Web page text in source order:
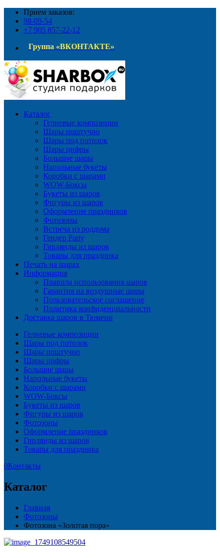
Прием заказов:
98-09-54
+7 905 857-22-12
Группа «ВКОНТАКТЕ»
Каталог
Гелиевые композиции
Шары поштучно
Шары под потолок
Шары цифры
Большие шары
Напольные букеты
Коробки с шарами
WOW-Боксы
Букеты из шаров
Фигуры из шаров
Оформление праздников
Фотозоны
Встреча из роддома
Гендер Party
Гирлянды из шаров
Товары для праздника
Печать на шарах
Информация
Правила использования шаров
Гарантия на воздушные шары
Пользовательское соглашение
Политика конфиденциальности
Доставка шаров в Тюмени
Гелиевые композиции
Шары под потолок
Шары поштучно
Шары цифры
Большие шары
Напольные букеты
Коробки с шарами
WOW-Боксы
Букеты из шаров
Фигуры из шаров
Фотозоны
Оформление праздников
Гирлянды из шаров
Товары для праздника
0Контакты
Каталог
Главная
Фотозоны
Фотозона «Золотая пора»